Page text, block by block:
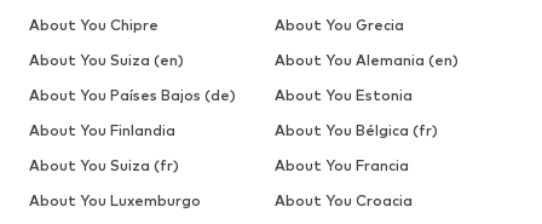
About You Chipre
About You Grecia
About You Suiza (en)
About You Alemania (en)
About You Países Bajos (de)
About You Estonia
About You Finlandia
About You Bélgica (fr)
About You Suiza (fr)
About You Francia
About You Luxemburgo
About You Croacia